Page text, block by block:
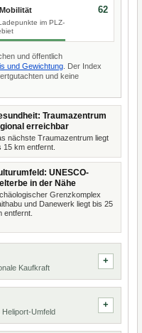
im PLZ-
62
und öffentlich
und Gewichtung . Der Index
und keine
Traumazentrum
erreichbar
nächste Traumazentrum liegt
15 km entfernt.
UNESCO-
in der Nähe
Grenzkomplex
und Danewerk liegt bis 25
entfernt.
Kaufkraft
Umfeld